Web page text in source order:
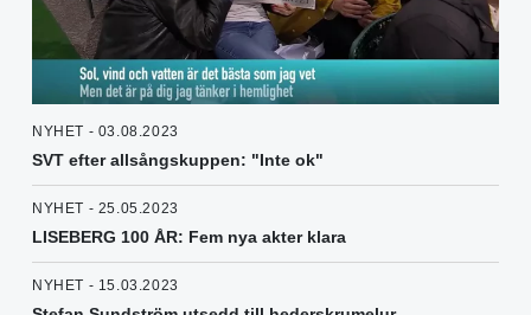
NYHET - 03.08.2023
SVT efter allsångskuppen: "Inte ok"
NYHET - 25.05.2023
LISEBERG 100 ÅR: Fem nya akter klara
NYHET - 15.03.2023